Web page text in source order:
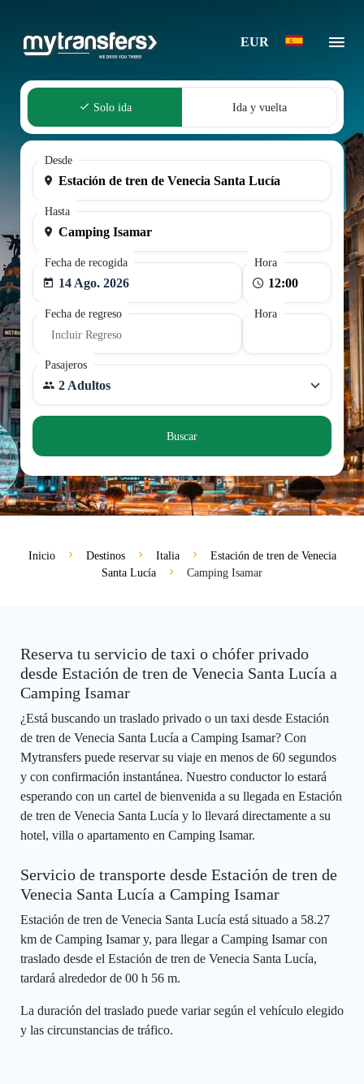
EUR
Solo ida Ida y vuelta
Desde
Hasta
Fecha de recogida
14 Ago. 2026
Hora
Fecha de regreso
Incluir Regreso
Hora
Pasajeros
2 Adultos
Buscar
Inicio Destinos Italia
Estación de tren de Venecia
Santa Lucía
Camping Isamar
Reserva tu servicio de taxi o chófer privado
desde Estación de tren de Venecia Santa Lucía a
Camping Isamar
¿Está buscando un traslado privado o un taxi desde Estación
de tren de Venecia Santa Lucía a Camping Isamar? Con
Mytransfers puede reservar su viaje en menos de 60 segundos
y con confirmación instantánea. Nuestro conductor lo estará
esperando con un cartel de bienvenida a su llegada en Estación
de tren de Venecia Santa Lucía y lo llevará directamente a su
hotel, villa o apartamento en Camping Isamar.
Servicio de transporte desde Estación de tren de
Venecia Santa Lucía a Camping Isamar
Estación de tren de Venecia Santa Lucía está situado a 58.27
km de Camping Isamar y, para llegar a Camping Isamar con
traslado desde el Estación de tren de Venecia Santa Lucía,
tardará alrededor de 00 h 56 m.
La duración del traslado puede variar según el vehículo elegido
y las circunstancias de tráfico.